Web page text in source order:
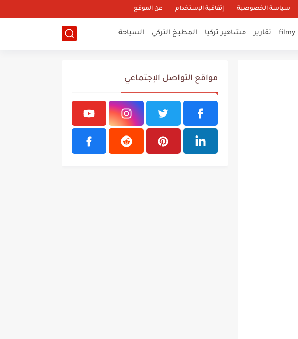
سياسة الخصوصية إتفاقية الإستخدام عن الموقع
filmy تقارير مشاهير تركيا المطبخ التركي السياحة
مواقع التواصل الإجتماعي